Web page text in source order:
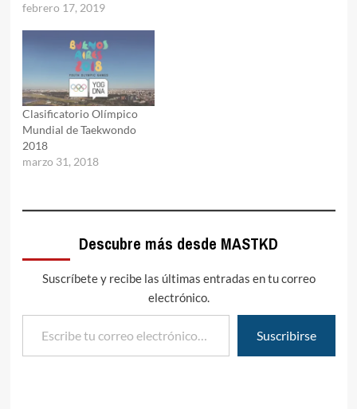
febrero 17, 2019
Clasificatorio Olímpico
Mundial de Taekwondo
2018
marzo 31, 2018
Descubre más desde MASTKD
Suscríbete y recibe las últimas entradas en tu correo
electrónico.
Escribe tu correo electrónico…
Suscribirse